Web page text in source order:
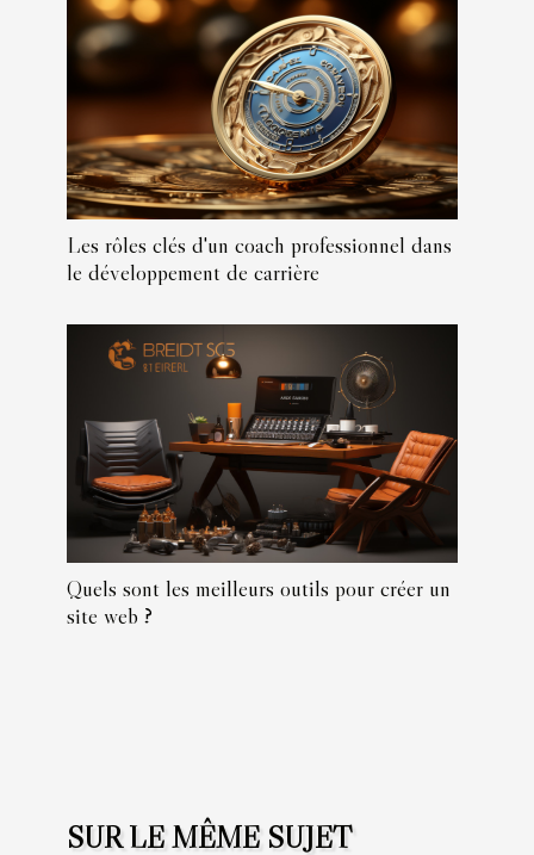
Les rôles clés d'un coach professionnel dans
le développement de carrière
Quels sont les meilleurs outils pour créer un
site web ?
SUR LE MÊME SUJET